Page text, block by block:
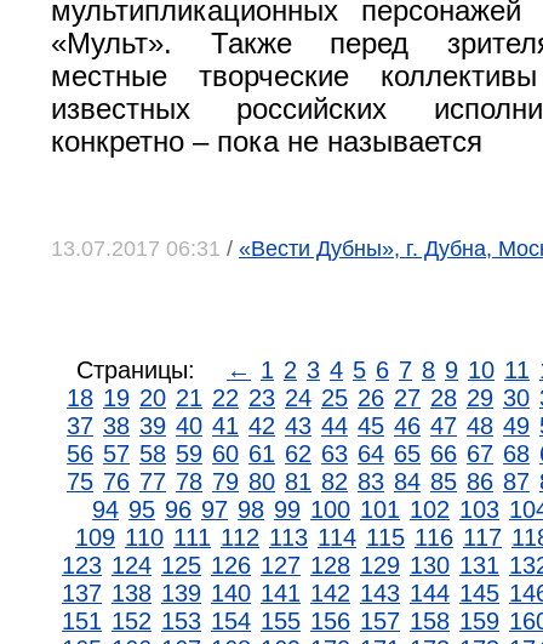
мультипликационных персонажей
«Мульт». Также перед
местные творческие
известных российских
конкретно – пока не называется
13.07.2017 06:31 / «Вести Дубны», г. Дубна,
Страницы: ← 1 2 3 4 5 6 7 8 9 10 11
18 19 20 21 22 23 24 25 26 27 28 29 30
37 38 39 40 41 42 43 44 45 46 47 48 49
56 57 58 59 60 61 62 63 64 65 66 67 68
75 76 77 78 79 80 81 82 83 84 85 86 87
94 95 96 97 98 99 100 101 102 103
109 110 111 112 113 114 115 116 117
123 124 125 126 127 128 129 130 131
137 138 139 140 141 142 143 144 145
151 152 153 154 155 156 157 158 159